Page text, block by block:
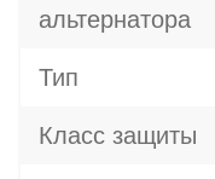
альтернатора
Тип
Класс защиты